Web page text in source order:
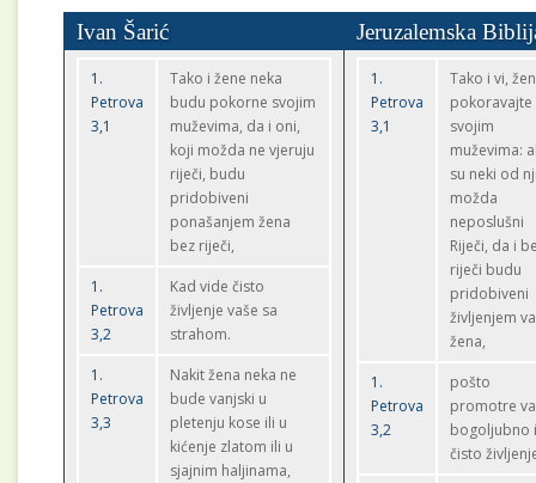
Ivan Šarić Jeruzalemska
1.
Petrova
3,1
Tako i žene neka
budu pokorne svojim
muževima, da i oni,
koji možda ne vjeruju
riječi, budu
pridobiveni
ponašanjem žena
bez riječi,
1.
Petrova
3,2
Kad vide čisto
življenje vaše sa
strahom.
1.
Petrova
3,3
Nakit žena neka ne
bude vanjski u
pletenju kose ili u
kićenje zlatom ili u
sjajnim haljinama,
1.
Petrova
3,1
Tako i vi,
pokoravajte
svojim
muževima:
su neki od
možda
neposlušni
Riječi, da i
riječi budu
pridobiveni
življenjem
žena,
1.
Petrova
3,2
pošto
promotre
bogoljubno
čisto